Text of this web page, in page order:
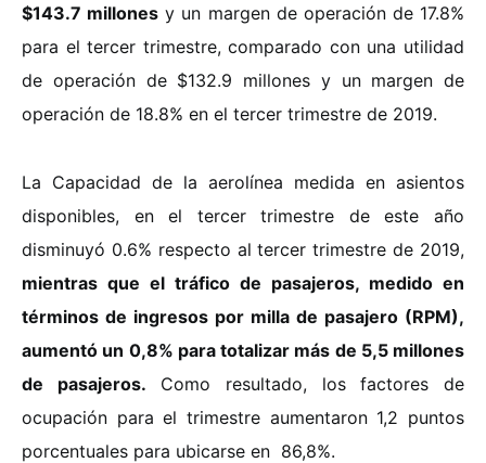
$143.7 millones y un margen de operación de 17.8%
para el tercer trimestre, comparado con una utilidad
de operación de $132.9 millones y un margen de
operación de 18.8% en el tercer trimestre de 2019.
La Capacidad de la aerolínea medida en asientos
disponibles, en el tercer trimestre de este año
disminuyó 0.6% respecto al tercer trimestre de 2019,
mientras que el tráfico de pasajeros, medido en
términos de ingresos por milla de pasajero (RPM),
aumentó un 0,8% para totalizar más de 5,5 millones
de pasajeros. Como resultado, los factores de
ocupación para el trimestre aumentaron 1,2 puntos
porcentuales para ubicarse en 86,8%.